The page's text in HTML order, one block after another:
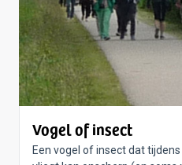
Vogel of insect
Een vogel of insect dat